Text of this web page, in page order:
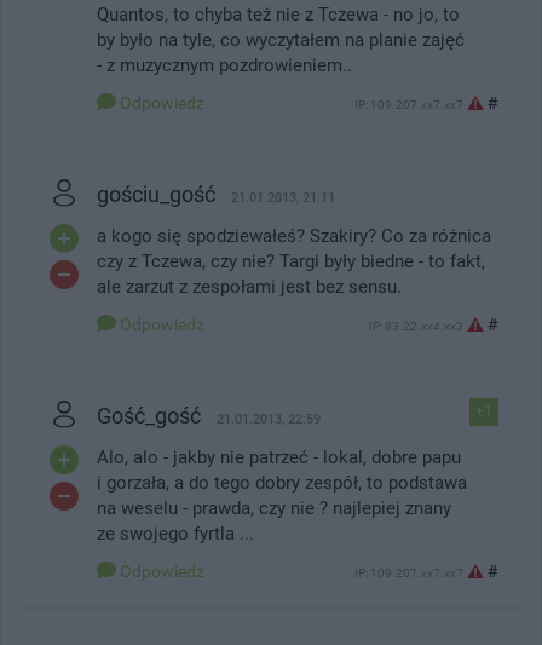
Quantos, to chyba też nie z Tczewa - no jo, to
by było na tyle, co wyczytałem na planie zajęć
- z muzycznym pozdrowieniem..
Odpowiedz IP: 109.207.xx7.xx7 #
gościu_gość 21.01.2013, 21:11
a kogo się spodziewałeś? Szakiry? Co za różnica
czy z Tczewa, czy nie? Targi były biedne - to fakt,
ale zarzut z zespołami jest bez sensu.
Odpowiedz IP: 83.22.xx4.xx3 #
+1
Gość_gość 21.01.2013, 22:59
Alo, alo - jakby nie patrzeć - lokal, dobre papu
i gorzała, a do tego dobry zespół, to podstawa
na weselu - prawda, czy nie ? najlepiej znany
ze swojego fyrtla ...
Odpowiedz IP: 109.207.xx7.xx7 #